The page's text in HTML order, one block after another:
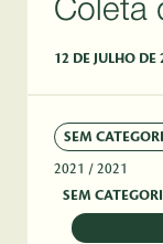
Coleta
12 DE JULHO DE
SEM
2021 / 2021
SEM